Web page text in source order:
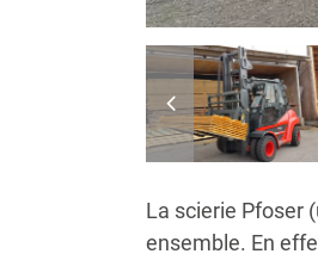
La scierie Pfoser
ensemble. En